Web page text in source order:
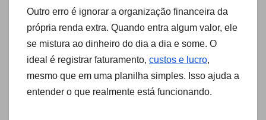
Outro erro é ignorar a organização financeira da
própria renda extra. Quando entra algum valor, ele
se mistura ao dinheiro do dia a dia e some. O
ideal é registrar faturamento, custos e lucro,
mesmo que em uma planilha simples. Isso ajuda a
entender o que realmente está funcionando.